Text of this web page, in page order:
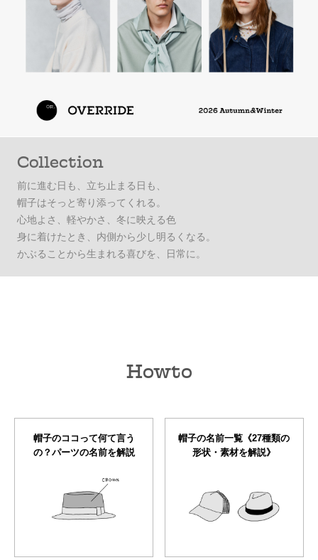
Collection
前に進む日も、立ち止まる日も、
帽子はそっと寄り添ってくれる。
心地よさ、軽やかさ、冬に映える色
身に着けたとき、内側から少し明るくなる。
かぶることから生まれる喜びを、日常に。
Howto
帽子のココって何て言う
の？パーツの名前を解説
帽子の名前一覧《27種類の
形状・素材を解説》